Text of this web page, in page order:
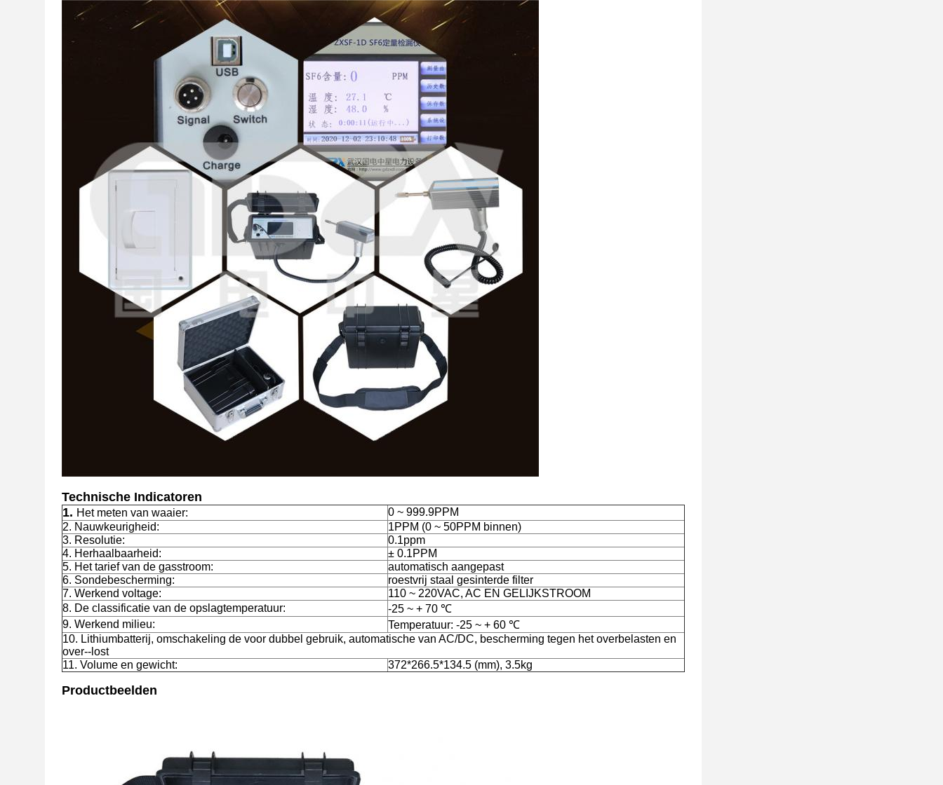
Technische Indicatoren
1. Het meten van waaier:
0 ~ 999.9PPM
2. Nauwkeurigheid:
1PPM (0 ~ 50PPM binnen)
3. Resolutie:
0.1ppm
4. Herhaalbaarheid:
± 0.1PPM
5. Het tarief van de gasstroom:
automatisch aangepast
6. Sondebescherming:
roestvrij staal gesinterde filter
7. Werkend voltage:
110 ~ 220VAC, AC EN GELIJKSTROOM
8. De classificatie van de opslagtemperatuur:
-25 ~ + 70 ℃
9. Werkend milieu:
Temperatuur: -25 ~ + 60 ℃
10. Lithiumbatterij, omschakeling de voor dubbel gebruik, automatische van AC/DC, bescherming tegen het overbelasten en
over--lost
11. Volume en gewicht:
372*266.5*134.5 (mm), 3.5kg
Productbeelden